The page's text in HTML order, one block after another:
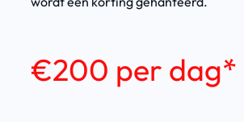
€200 per dag*